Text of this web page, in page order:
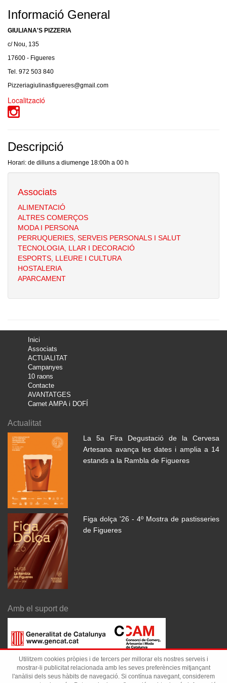
Informació General
GIULIANA'S PIZZERIA
c/ Nou, 135
17600 - Figueres
Tel. 972 503 840
Pizzeriagiulinasfigueres@gmail.com
Localització
Descripció
Horari: de dilluns a diumenge 18:00h a 00 h
Associats
ALIMENTACIÓ
ALTRES COMERÇOS
MODA I PERSONA
PERRUQUERIES, SERVEIS PERSONALS I SALUT
TECNOLOGIA, LLAR I DECORACIÓ
ESPORTS, LLEURE I CULTURA
HOSTALERIA
APARCAMENT
Inici
Associats
ACTUALITAT
Campanyes
10 raons
Contacte
AVANTATGES
Carnet AMPA i DOFÍ
Actualitat
La 5a Fira Degustació de la Cervesa
Artesana avança les dates i amplia a 14
estands a la Rambla de Figueres
Figa dolça '26 - 4º Mostra de pastisseries
de Figueres
Amb el suport de
Utilitzem cookies pròpies i de tercers per millorar els nostres serveis i
mostrar-li publicitat relacionada amb les seves preferències mitjançant
l'anàlisi dels seus hàbits de navegació. Si contínua navegant, considerem